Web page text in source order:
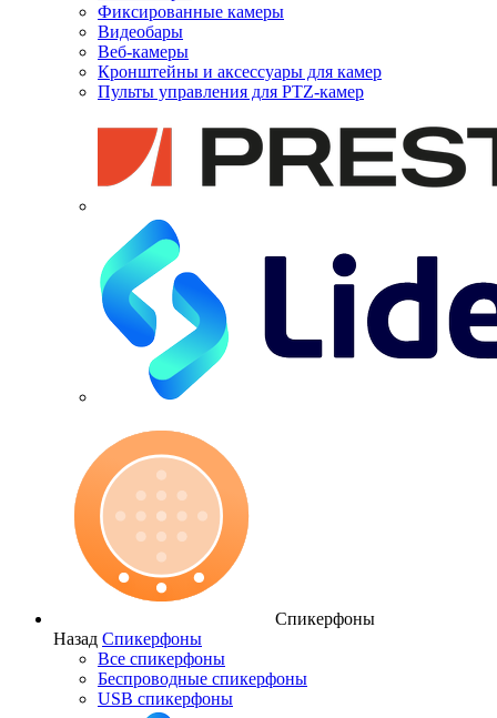
Фиксированные камеры
Видеобары
Веб-камеры
Кронштейны и аксессуары для камер
Пульты управления для PTZ-камер
Спикерфоны
Назад Спикерфоны
Все спикерфоны
Беспроводные спикерфоны
USB спикерфоны